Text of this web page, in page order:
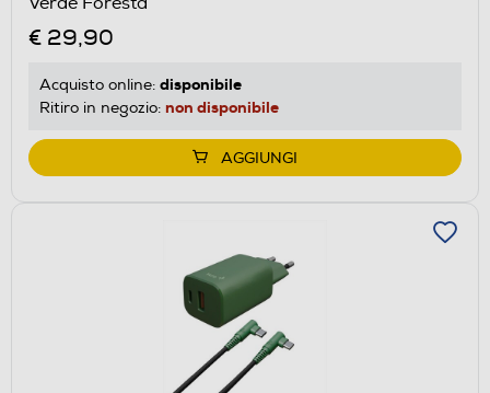
€ 29,90
Acquisto online: disponibile
Ritiro in negozio: non disponibile
AGGIUNGI